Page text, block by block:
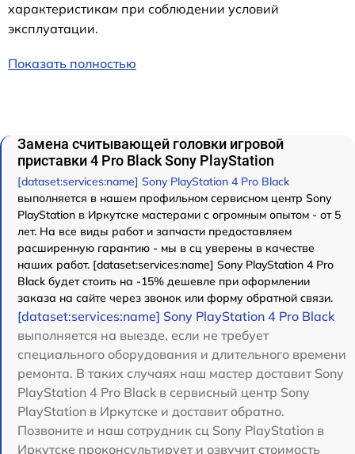
характеристикам при соблюдении условий
эксплуатации.
Показать полностью
Замена считывающей головки игровой
приставки 4 Pro Black Sony PlayStation
[dataset:services:name] Sony PlayStation 4 Pro Black
выполняется в нашем профильном сервисном центр Sony
PlayStation в Иркутске мастерами с огромным опытом - от 5
лет. На все виды работ и запчасти предоставляем
расширенную гарантию - мы в сц уверены в качестве
наших работ. [dataset:services:name] Sony PlayStation 4 Pro
Black будет стоить на -15% дешевле при оформлении
заказа на сайте через звонок или форму обратной связи.
[dataset:services:name] Sony PlayStation 4 Pro Black
выполняется на выезде, если не требует
специального оборудования и длительного времени
ремонта. В таких случаях наш мастер доставит Sony
PlayStation 4 Pro Black в сервисный центр Sony
PlayStation в Иркутске и доставит обратно.
Позвоните и наш сотрудник сц Sony PlayStation в
Иркутске проконсультирует и озвучит стоимость